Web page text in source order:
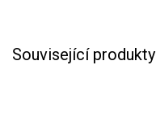
Související produkty